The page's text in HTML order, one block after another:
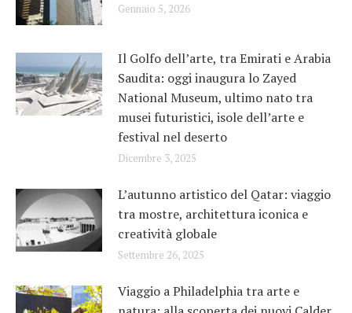
Gennaio 5, 2026
Il Golfo dell’arte, tra Emirati e Arabia
Saudita: oggi inaugura lo Zayed
National Museum, ultimo nato tra
musei futuristici, isole dell’arte e
festival nel deserto
Dicembre 3, 2025
L’autunno artistico del Qatar: viaggio
tra mostre, architettura iconica e
creatività globale
Settembre 26, 2025
Viaggio a Philadelphia tra arte e